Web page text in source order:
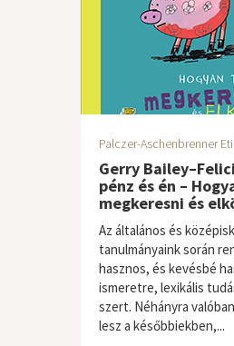
Palczer-Aschenbrenner Eti
Gerry
pénz és én –
megkeresni és
Az általános és
tanulmányaink során
hasznos, és kevésbé
ismeretre, lexikális
szert. Néhányra
lesz a későbbiekben,...